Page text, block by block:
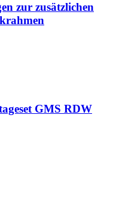
zur zusätzlichen
GMS RDW